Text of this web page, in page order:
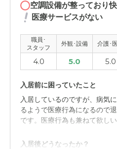
空調設備が整っており
医療サービスがない
職員･
スタッフ
外観･設備 介護･
4.0 5.0 5.0
入居前に困っていたこと
入居しているのですが、病気
るようで医療行為になるので
です。医療行為も兼ねて欲しい
入居後どうなったか？